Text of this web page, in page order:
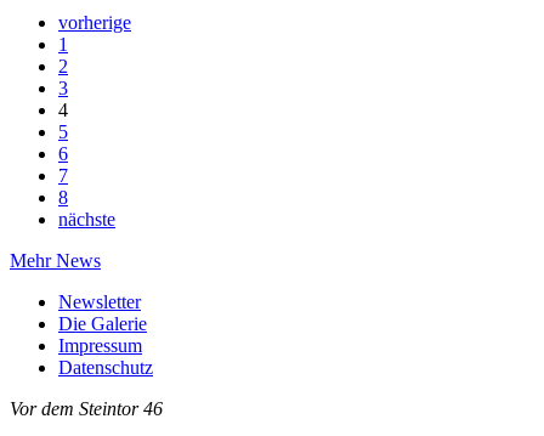
vorherige
1
2
3
4
5
6
7
8
nächste
Mehr News
Newsletter
Die Galerie
Impressum
Datenschutz
Vor dem Steintor 46